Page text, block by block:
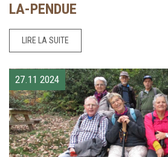
LA-PENDUE
LIRE LA SUITE
27.11 2024